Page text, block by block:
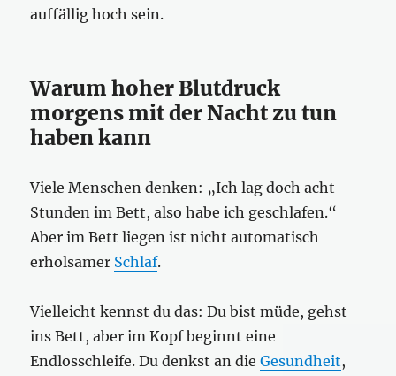
auffällig hoch sein.
Warum hoher Blutdruck
morgens mit der Nacht zu tun
haben kann
Viele Menschen denken: „Ich lag doch acht
Stunden im Bett, also habe ich geschlafen.“
Aber im Bett liegen ist nicht automatisch
erholsamer Schlaf.
Vielleicht kennst du das: Du bist müde, gehst
ins Bett, aber im Kopf beginnt eine
Endlosschleife. Du denkst an dieGesundheit,